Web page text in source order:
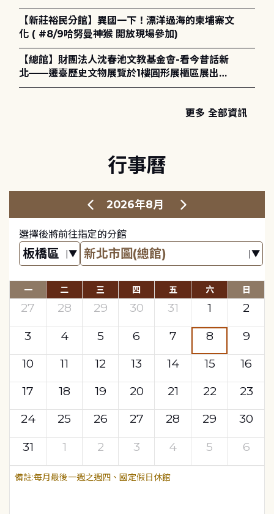
【新莊裕民分館】異國一下！漂洋過海的柬埔寨文
化 ( #8/9哈努曼神猴 開放現場參加)
【總館】財團法人沈春池文教基金會-看今昔話新
北——遷臺歷史文物展覽於1樓圓形展櫃區展出，
歡迎一同觀展！
更多 全部資訊
行事曆
2026年8月
選擇後將前往指定的分館
一 二 三 四 五 六 日
27 28 29 30 31 1
2
3
4 5 6 7 8
9
10
11 12 13 14 15
16
17
18 19 20 21 22
23
24
25 26 27 28 29
30
31
1 2 3 4 5 6
每月最後一週之週四、國定假日休館